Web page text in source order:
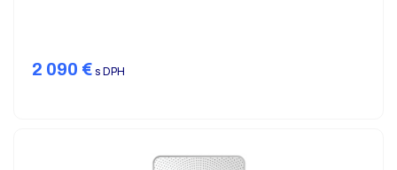
2 090 € s DPH